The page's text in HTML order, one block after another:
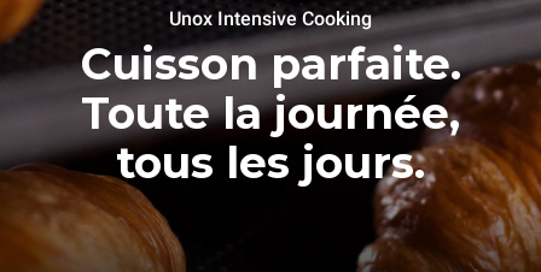
Unox Intensive Cooking
Cuisson parfaite.
Toute la journée,
tous les jours.